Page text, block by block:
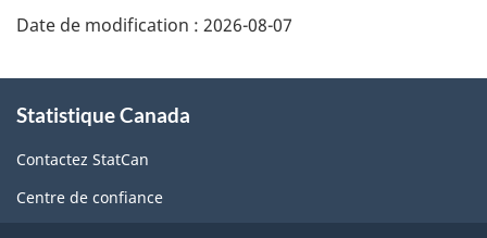
Date de modification : 2026-08-07
propos
de
ce
Statistique Canada
Contactez StatCan
Centre de confiance